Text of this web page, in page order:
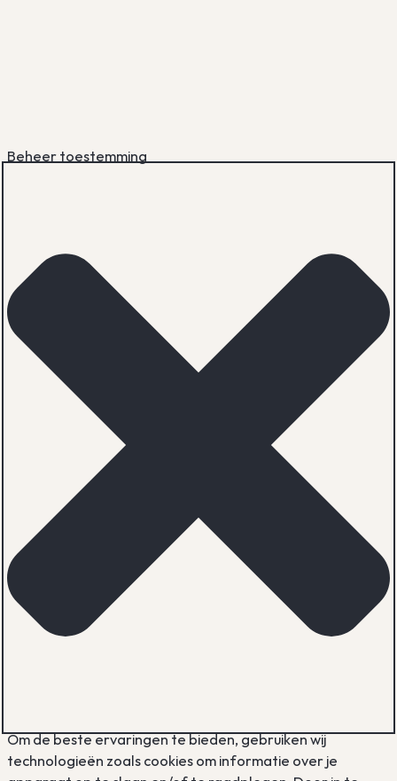
Beheer toestemming
Om de beste ervaringen te bieden, gebruiken wij
technologieën zoals cookies om informatie over je